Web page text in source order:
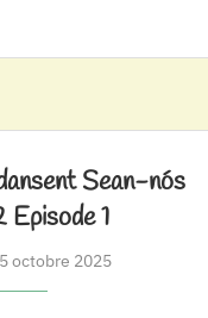
Sean-nós
Episode 1
5 octobre 2025